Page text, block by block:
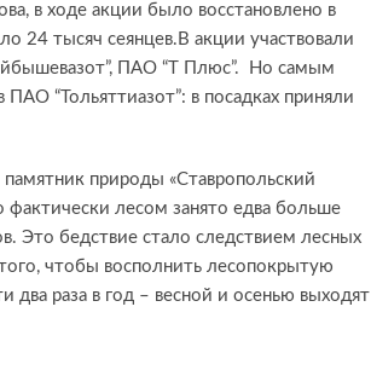
в ходе акции было восстановлено в
24 тысяч сеянцев.В акции участвовали
ПАО “Т Плюс”. Но самым
“Тольяттиазот”: в посадках приняли
природы «Ставропольский
фактически лесом занято едва больше
Это бедствие стало следствием лесных
чтобы восполнить лесопокрытую
два раза в год – весной и осенью выходят